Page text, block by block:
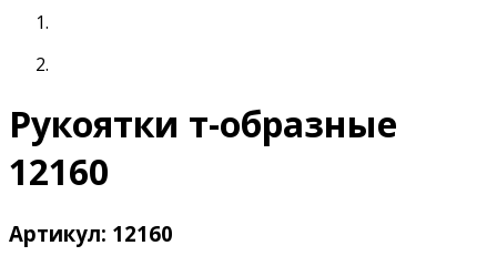
Рукоятки т-образные
12160
Артикул: 12160